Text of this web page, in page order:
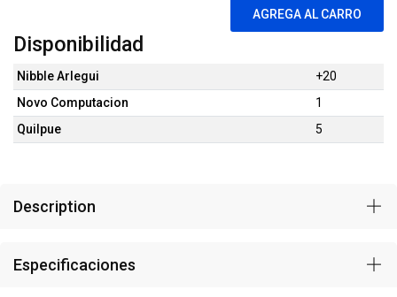
AGREGA AL CARRO
Disponibilidad
Nibble Arlegui
+20
Novo Computacion
1
Quilpue
5
Description
Especificaciones